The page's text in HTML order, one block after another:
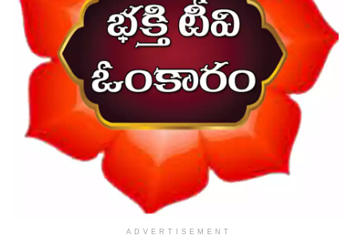
ADVERTISEMENT